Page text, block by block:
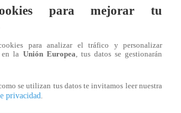
por todo el país hasta llegar el
en Huarocondo, provincia de
fue cuarto en el Sudamericano
por Lima 2019 para los Juegos
para mejorar tu
para analizar el tráfico y personalizar
en la Unión Europea, tus datos se gestionarán
se utilizan tus datos te invitamos leer nuestra
privacidad.